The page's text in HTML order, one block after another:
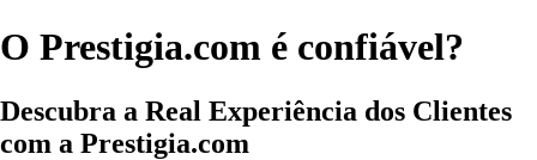
O Prestigia.com é confiável?
Descubra a Real Experiência dos Clientes
com a Prestigia.com